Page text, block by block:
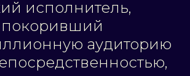
исполнитель,
покоривший
аудиторию